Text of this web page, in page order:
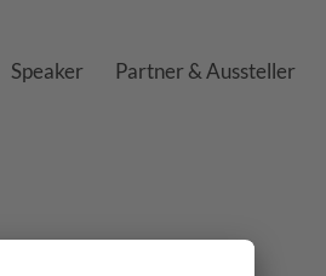
Speaker Partner & Aussteller